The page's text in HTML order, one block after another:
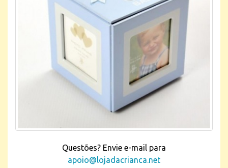
Questões? Envie e-mail para
apoio@lojadacrianca.net